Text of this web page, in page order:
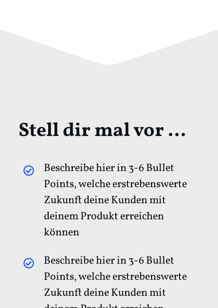
Stell dir mal vor ...
Beschreibe hier in 3-6 Bullet
Points, welche erstrebenswerte
Zukunft deine Kunden mit
deinem Produkt erreichen
können
Beschreibe hier in 3-6 Bullet
Points, welche erstrebenswerte
Zukunft deine Kunden mit